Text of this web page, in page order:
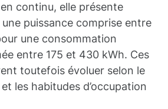
continu, elle présente
puissance comprise entre
une consommation
entre 175 et 430 kWh. Ces
toutefois évoluer selon le
les habitudes d’occupation